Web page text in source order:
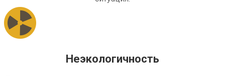
Неэкологичность